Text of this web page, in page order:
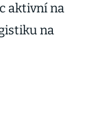
aktivní na
na